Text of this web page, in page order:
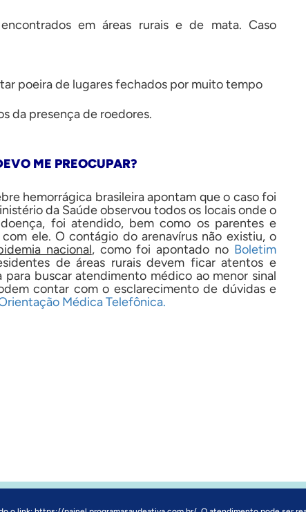
em áreas rurais e de mata. Caso
poeira de lugares fechados por muito tempo
da presença de roedores.
ME PREOCUPAR?
hemorrágica brasileira apontam que o caso foi
da Saúde observou todos os locais onde o
foi atendido, bem como os parentes e
ele. O contágio do arenavírus não existiu, o
nacional, como foi apontado no Boletim
de áreas rurais devem ficar atentos e
buscar atendimento médico ao menor sinal
contar com o esclarecimento de dúvidas e
Médica Telefônica.